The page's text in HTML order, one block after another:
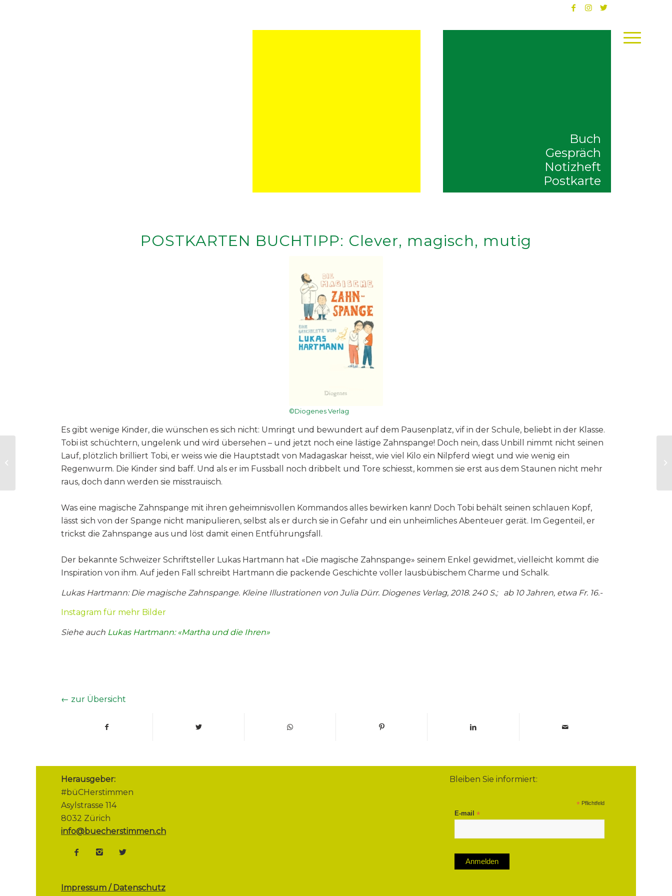
Buch
Gespräch
Notizheft
Postkarte
POSTKARTEN BUCHTIPP: Clever, magisch, mutig
©Diogenes Verlag
Es gibt wenige Kinder, die wünschen es sich nicht: Umringt und bewundert auf dem Pausenplatz, vif in der Schule, beliebt in der Klasse.
Tobi ist schüchtern, ungelenk und wird übersehen – und jetzt noch eine lästige Zahnspange! Doch nein, dass Unbill nimmt nicht seinen
Lauf, plötzlich brilliert Tobi, er weiss wie die Hauptstadt von Madagaskar heisst, wie viel Kilo ein Nilpferd wiegt und wie wenig ein
Regenwurm. Die Kinder sind baff. Und als er im Fussball noch dribbelt und Tore schiesst, kommen sie erst aus dem Staunen nicht mehr
raus, doch dann werden sie misstrauisch.
Was eine magische Zahnspange mit ihren geheimnisvollen Kommandos alles bewirken kann! Doch Tobi behält seinen schlauen Kopf,
lässt sich von der Spange nicht manipulieren, selbst als er durch sie in Gefahr und ein unheimliches Abenteuer gerät. Im Gegenteil, er
trickst die Zahnspange aus und löst damit einen Entführungsfall.
Der bekannte Schweizer Schriftsteller Lukas Hartmann hat «Die magische Zahnspange» seinem Enkel gewidmet, vielleicht kommt die
Inspiration von ihm. Auf jeden Fall schreibt Hartmann die packende Geschichte voller lausbübischem Charme und Schalk.
Lukas Hartmann: Die magische Zahnspange. Kleine Illustrationen von Julia Dürr. Diogenes Verlag, 2018. 240 S.; ab 10 Jahren, etwa Fr. 16.-
Instagram für mehr Bilder
Siehe auch Lukas Hartmann: «Martha und die Ihren»
← zur Übersicht
Herausgeber:
#büCHerstimmen
Asylstrasse 114
8032 Zürich
info@buecherstimmen.ch
Impressum / Datenschutz
Bleiben Sie informiert:
* Pflichtfeld
E-mail *
POSTKARTEN-TIPP:
Anna Stern: «aber
morgen ein neuer